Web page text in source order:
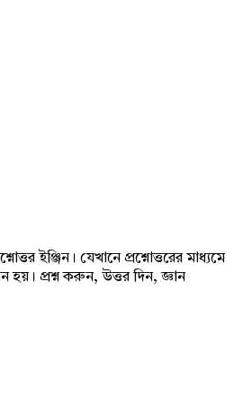
ইঞ্জিন। যেখানে প্রশ্নোত্তরের মাধ্যমে
হয়। প্রশ্ন করুন, উত্তর দিন, জ্ঞান